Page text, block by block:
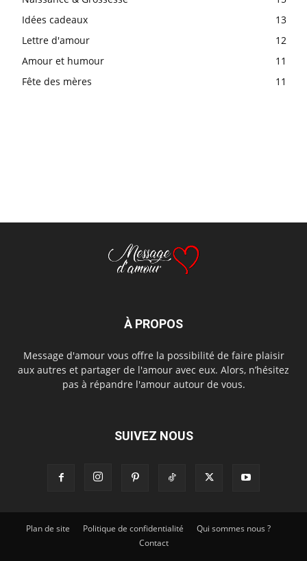
Idées cadeaux
13
Lettre d'amour
12
Amour et humour
11
Fête des mères
11
À PROPOS
Message d'amour vous offre la possibilité de faire plaisir
aux autres et partager de l'amour avec eux. Alors, n’hésitez
pas à répandre l'amour autour de vous.
SUIVEZ NOUS
Plan de site Politique de confidentialité
Qui sommes nous ?
Contact